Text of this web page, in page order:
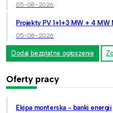
05-08-2026
Projekty PV 1+1+3 MW + 4
05-08-2026
Dodaj bezpłatne ogłoszenie
Oferty pracy
Ekipa monterska - banki energii